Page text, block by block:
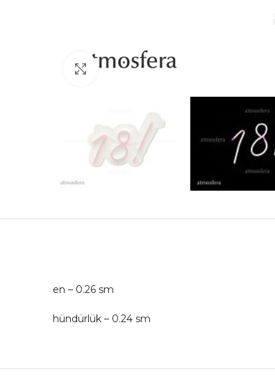
Click to enlarge
en – 0.26 sm
hündürlük – 0.24 sm